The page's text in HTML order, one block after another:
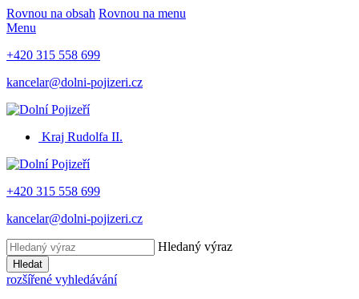
Rovnou na obsah Rovnou na menu
Menu
+420 315 558 699
kancelar@dolni-pojizeri.cz
Kraj Rudolfa II.
+420 315 558 699
kancelar@dolni-pojizeri.cz
Hledaný výraz
Hledat
rozšířené vyhledávání